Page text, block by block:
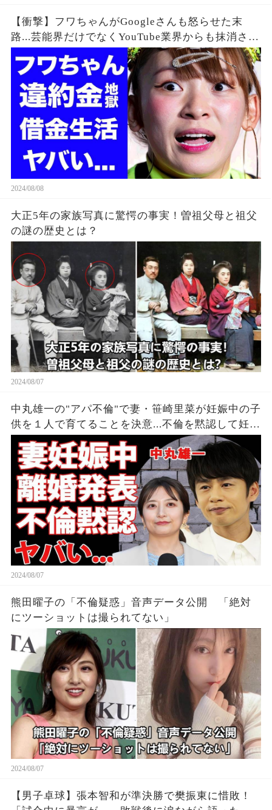
【衝撃】フワちゃんがGoogleさんも怒らせた末
路...芸能界だけでなくYouTube業界からも抹消され
た垢BANの真相に驚きを隠せない...違約金や税金
に苦しむ借金地獄に突入...
2024/08/08
大正5年の家族写真に驚愕の事実！曽祖父母と祖父
の謎の歴史とは？
2024/08/07
中丸雄一の"アパ不倫"で妻・笹崎里菜が妊娠中の子
供を１人で育てることを決意...不倫を黙認して妊娠
を発表しなかった裏側に涙が零れ落ちた...『KAT-
TUN』亀梨和也の怒りの本音がヤバすぎた...
2024/08/07
熊田曜子の「不倫疑惑」音声データ公開 「絶対
にツーショットは撮られてない」
2024/08/07
【男子卓球】張本智和が準決勝で樊振東に惜敗！